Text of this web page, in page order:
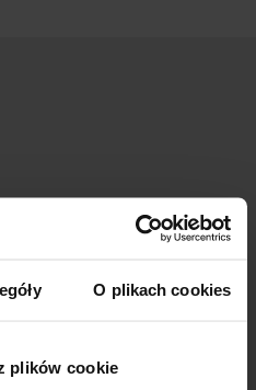
O plikach cookies
plików cookie
uwagi lub sugestie,
się odpowiedzieć na Twoją